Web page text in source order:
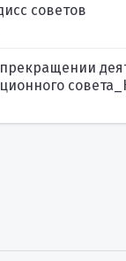
советов